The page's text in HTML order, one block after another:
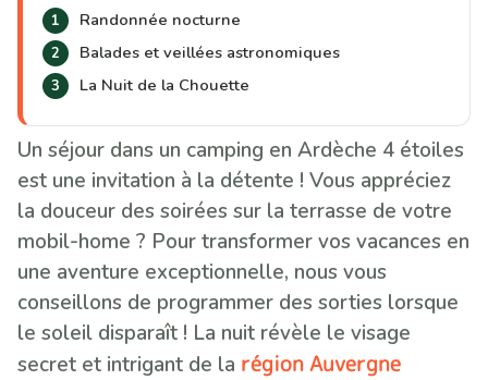
Randonnée nocturne
Balades et veillées astronomiques
La Nuit de la Chouette
Un séjour dans un camping en Ardèche 4 étoiles
est une invitation à la détente ! Vous appréciez
la douceur des soirées sur la terrasse de votre
mobil-home ? Pour transformer vos vacances en
une aventure exceptionnelle, nous vous
conseillons de programmer des sorties lorsque
le soleil disparaît ! La nuit révèle le visage
secret et intrigant de la région Auvergne